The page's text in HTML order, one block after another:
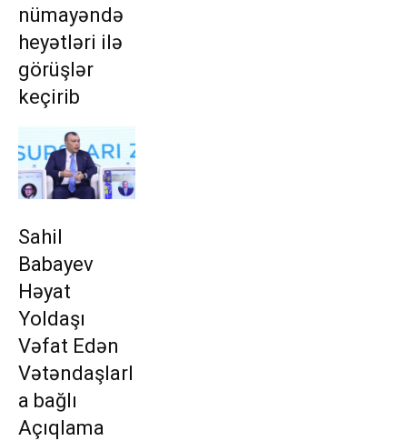
nümayəndə
heyətləri ilə
görüşlər
keçirib
Sahil
Babayev
Həyat
Yoldaşı
Vəfat Edən
Vətəndaşlarl
a bağlı
Açıqlama